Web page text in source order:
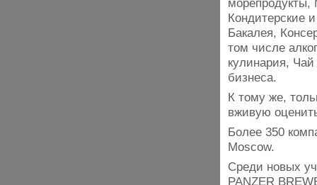
Кондитерские
Бакалея,
том числе
кулинария,
бизнеса.
К тому же,
вживую
Более 350
Moscow.
Среди новых
PANZER